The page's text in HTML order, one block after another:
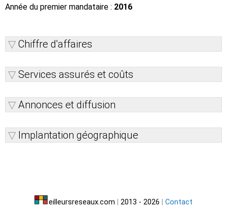
Année du premier mandataire : 2016
Chiffre d'affaires
Services assurés et coûts
Annonces et diffusion
Implantation géographique
eilleursreseaux.com 2013 - 2026 Contact